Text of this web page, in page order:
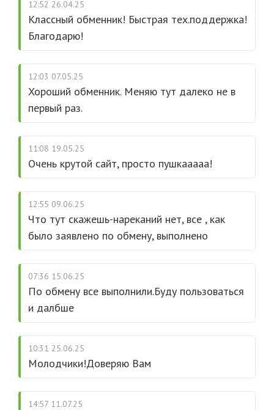
12:52 26.04.25
Классный обменник! Быстрая тех.поддержка!
Благодарю!
12:03 07.05.25
Хороший обменник. Меняю тут далеко не в
первый раз.
11:08 19.05.25
Очень крутой сайт, просто пушкааааа!
12:55 09.06.25
Что тут скажешь-нареканий нет, все , как
было заявлено по обмену, выполнено
07:36 15.06.25
По обмену все выполнили.Буду пользоваться
и далбше
10:31 25.06.25
Молодчики!Доверяю Вам
14:57 11.07.25